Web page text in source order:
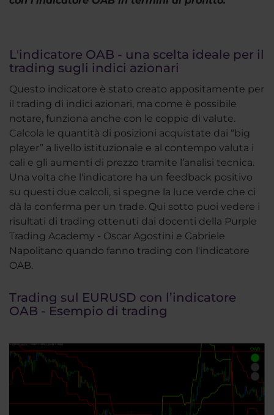
L'indicatore OAB - una scelta ideale per il
trading sugli indici azionari
Questo indicatore è stato creato appositamente per
il trading di indici azionari, ma come è possibile
notare, funziona anche con le coppie di valute.
Calcola le quantità di posizioni acquistate dai “big
player” a livello istituzionale e al contempo valuta i
cali e gli aumenti di prezzo tramite l’analisi tecnica.
Una volta che l'indicatore ha un feedback positivo
su questi due calcoli, si spegne la luce verde che ci
dà la conferma per un trade. Qui sotto puoi vedere i
risultati di trading ottenuti dai docenti della Purple
Trading Academy - Oscar Agostini e Gabriele
Napolitano quando fanno trading con l'indicatore
OAB.
Trading sul EURUSD con l’indicatore
OAB - Esempio di trading